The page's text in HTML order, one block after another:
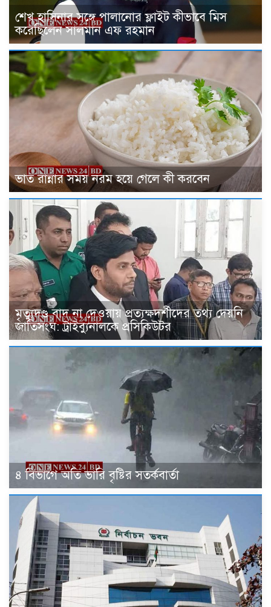
শেখ হাসিনার সঙ্গে পালানোর ফ্লাইট কীভাবে মিস
করেছিলেন সালমান এফ রহমান
ভাত রান্নার সময় নরম হয়ে গেলে কী করবেন
মৃত্যুদণ্ড বাদ না দেওয়ায় প্রত্যক্ষদর্শীদের তথ্য দেয়নি
জাতিসংঘ: ট্রাইব্যুনালকে প্রসিকিউটর
৪ বিভাগে অতি ভারি বৃষ্টির সতর্কবার্তা